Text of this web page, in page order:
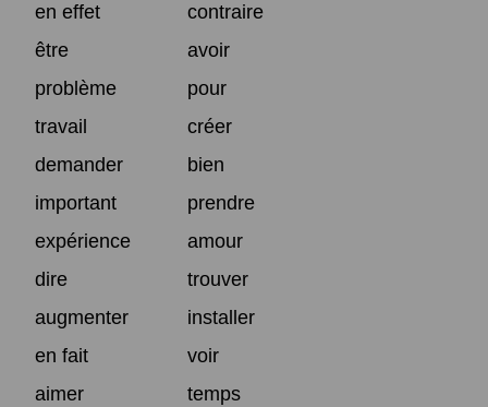
en effet
contraire
être
avoir
problème
pour
travail
créer
demander
bien
important
prendre
expérience
amour
dire
trouver
augmenter
installer
en fait
voir
aimer
temps